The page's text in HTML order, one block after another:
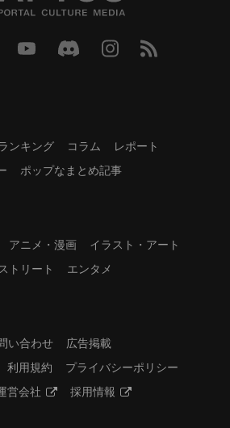
ンキング コラム
レポート
ポップなまとめ記事
アニメ・漫画
イラスト・アート
ストリート エンタメ
い合わせ
広告掲載
利用規約
プライバシーポリシー
営会社 採用情報